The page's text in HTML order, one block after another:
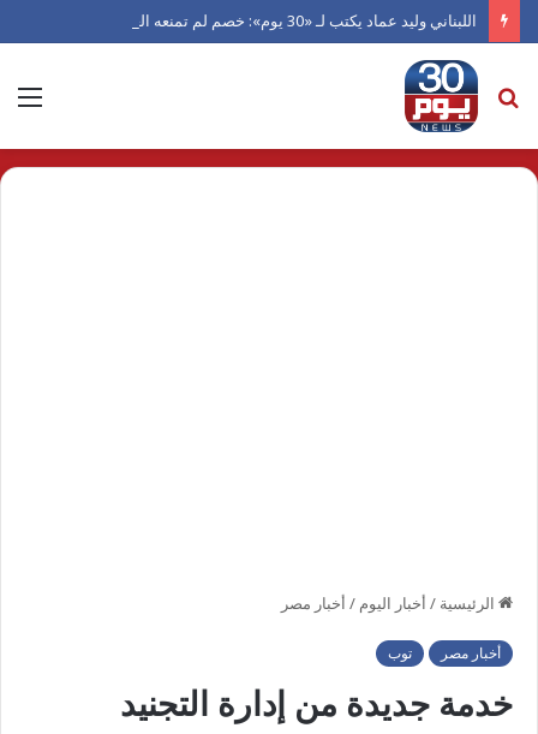
بحث
عن
الرئيسية / أخبار اليوم / أخبار مصر
أخبار مصر توب
خدمة جديدة من إدارة التجنيد